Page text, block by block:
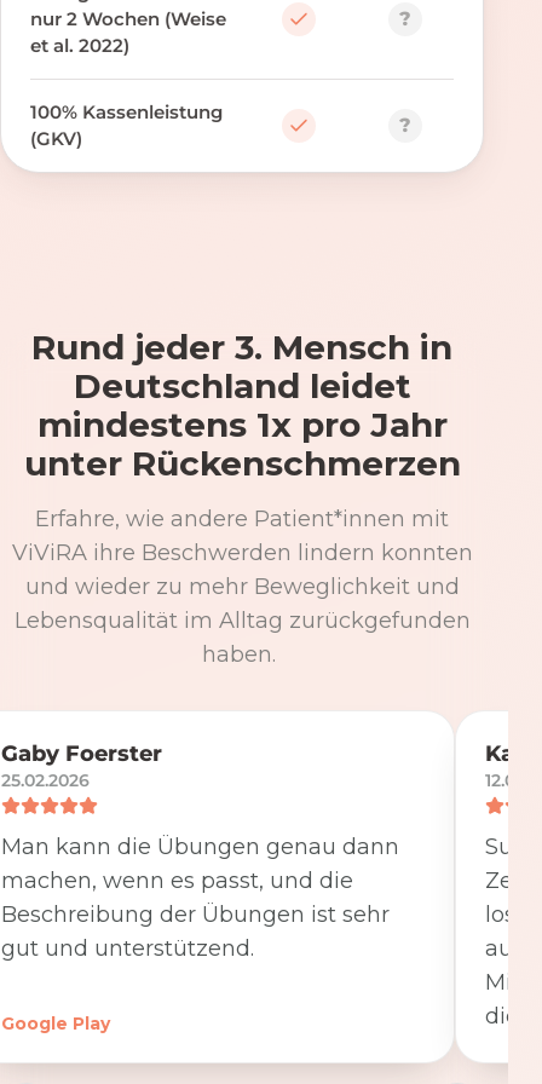
nur 2 Wochen (Weise
et al. 2022)
?
100% Kassenleistung
(GKV)
?
Rund jeder 3. Mensch in
Deutschland leidet
mindestens 1x pro Jahr
unter Rückenschmerzen
Erfahre, wie andere Patient*innen mit
ViViRA ihre Beschwerden lindern konnten
und wieder zu mehr Beweglichkeit und
Lebensqualität im Alltag zurückgefunden
haben.
Gaby Foerster
25.02.2026
Man kann die Übungen genau dann
machen, wenn es passt, und die
Beschreibung der Übungen ist sehr
gut und unterstützend.
Google Play
Zeit
die